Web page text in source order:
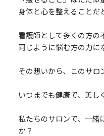
身体と心を整えることだ
看護師として多くの方の
同じように悩む方の力に
その想いから、このサロ
いつまでも健康で、美し
私たちのサロンで、一緒
か？